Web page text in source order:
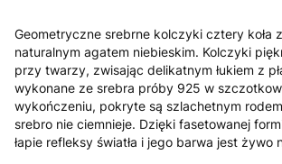
Geometryczne srebrne kolczyki cztery koła
naturalnym agatem niebieskim. Kolczyki
przy twarzy, zwisając delikatnym łukiem z
wykonane ze srebra próby 925 w
wykończeniu, pokryte są szlachetnym
srebro nie ciemnieje. Dzięki fasetowanej
łapie refleksy światła i jego barwa jest żywo